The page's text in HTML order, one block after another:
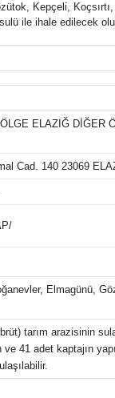
Kepçeli,
ile ihale edilecek
ELAZIĞ DİĞER
Cad. 140 23069
Elmagünü,
tarım arazisinin
41 adet kaptajın